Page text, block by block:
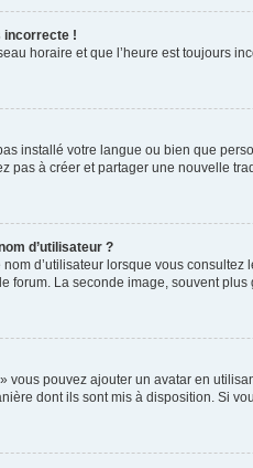
incorrecte !
horaire et que l’heure est toujours
installé votre langue ou bien que
pas à créer et partager une nouvelle
d’utilisateur ?
d’utilisateur lorsque vous
forum. La seconde image, souvent
vous pouvez ajouter un avatar en
dont ils sont mis à disposition. Si